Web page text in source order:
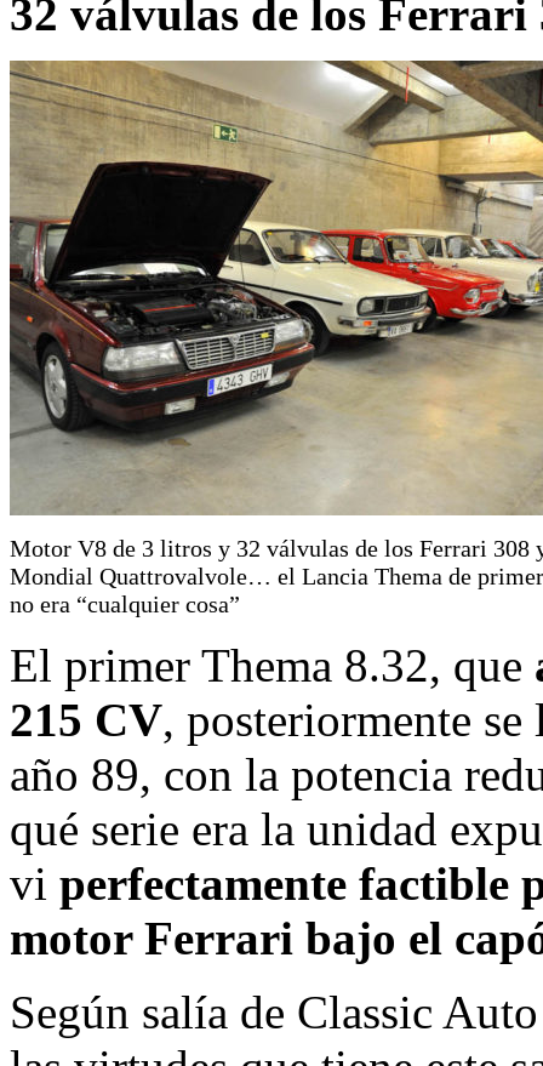
32 válvulas de los
Motor V8 de 3 litros y 32 válvulas de los Ferrari 308
Mondial Quattrovalvole… el Lancia Thema de
no era “cualquier cosa”
El primer Thema 8.32, que
215 CV, posteriormente se
año 89, con la potencia
qué serie era la unidad
vi perfectamente factible
motor Ferrari bajo el
Según salía de Classic